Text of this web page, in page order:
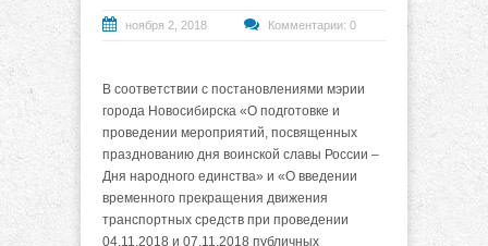
ноября 2, 2018 Комментарии: 0
В соответствии с постановлениями мэрии
города Новосибирска «О подготовке и
проведении мероприятий, посвященных
празднованию дня воинской славы России –
Дня народного единства» и «О введении
временного прекращения движения
транспортных средств при проведении
04.11.2018 и 07.11.2018 публичных